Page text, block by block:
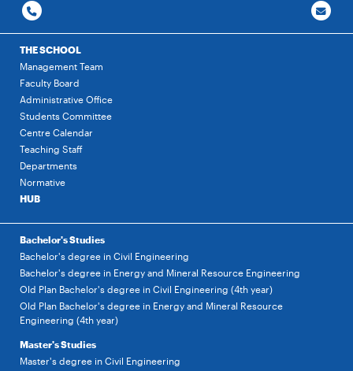
THE SCHOOL
Management Team
Faculty Board
Administrative Office
Students Committee
Centre Calendar
Teaching Staff
Departments
Normative
HUB
Bachelor's Studies
Bachelor's degree in Civil Engineering
Bachelor's degree in Energy and Mineral Resource Engineering
Old Plan Bachelor's degree in Civil Engineering (4th year)
Old Plan Bachelor's degree in Energy and Mineral Resource
Engineering (4th year)
Master's Studies
Master's degree in Civil Engineering